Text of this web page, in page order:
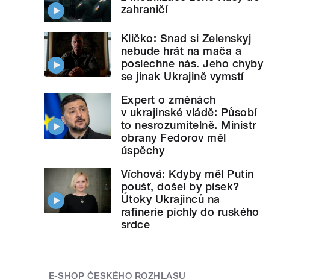
zahraničí
Kličko: Snad si Zelenskyj
nebude hrát na mača a
poslechne nás. Jeho chyby
se jinak Ukrajině vymstí
Expert o změnách
v ukrajinské vládě: Působí
to nesrozumitelně. Ministr
obrany Fedorov měl
úspěchy
Víchová: Kdyby měl Putin
poušť, došel by písek?
Útoky Ukrajinců na
rafinerie píchly do ruského
srdce
E-SHOP ČESKÉHO ROZHLASU